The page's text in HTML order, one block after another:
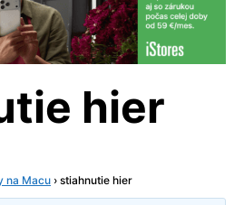
hier
na Macu › stiahnutie hier